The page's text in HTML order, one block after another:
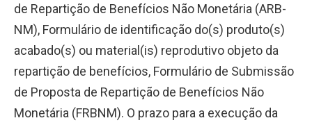
de Repartição de Benefícios Não Monetária (ARB-
NM), Formulário de identificação do(s) produto(s)
acabado(s) ou material(is) reprodutivo objeto da
repartição de benefícios, Formulário de Submissão
de Proposta de Repartição de Benefícios Não
Monetária (FRBNM). O prazo para a execução da